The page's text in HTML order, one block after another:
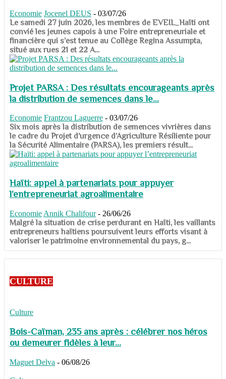
Economie Jocenel DEUS - 03/07/26
Le samedi 27 juin 2026, les membres de EVEIL_Haïti ont
convié les jeunes capois à une Foire entrepreneuriale et
financière qui s’est tenue au Collège Regina Assumpta,
situé aux rues 21 et 22 A...
Projet PARSA : Des résultats encourageants après
la distribution de semences dans le...
Economie Frantzou Laguerre - 03/07/26
​​​​​​​Six mois après la distribution de semences vivrières dans
le cadre du Projet d’urgence d’Agriculture Résiliente pour
la Sécurité Alimentaire (PARSA), les premiers résult...
Haïti: appel à partenariats pour appuyer
l’entrepreneuriat agroalimentaire
Economie Annik Chalifour - 26/06/26
​​​​​​​Malgré la situation de crise perdurant en Haïti, les vaillants
entrepreneurs haïtiens poursuivent leurs efforts visant à
valoriser le patrimoine environnemental du pays, g...
CULTURE
Culture
Bois-Caïman, 235 ans après : célébrer nos héros
ou demeurer fidèles à leur...
Maguet Delva - 06/08/26